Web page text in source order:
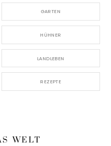
GARTEN
HÜHNER
LANDLEBEN
REZEPTE
WELT